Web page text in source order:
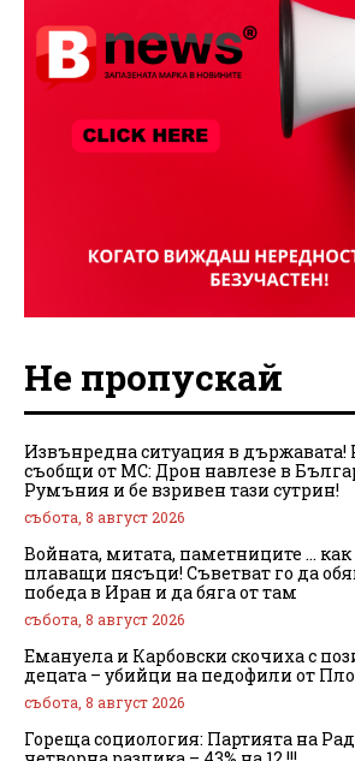
Не пропускай
Извънредна ситуация в държавата!
съобщи от МС: Дрон навлезе в
Румъния и бе взривен тази сутрин!
събота, 8 август 2026
Войната, митата, паметниците …
плаващи пясъци! Съветват го да
победа в Иран и да бяга от там
събота, 8 август 2026
Емануела и Карбовски скочиха с
децата – убийци на педофили от
събота, 8 август 2026
Гореща социология: Партията на